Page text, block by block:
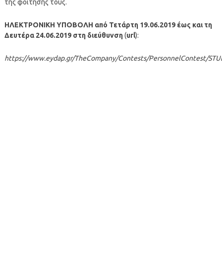
της φοίτησής τους.
ΗΛΕΚΤΡΟΝΙΚΗ ΥΠΟΒΟΛΗ από Τετάρτη 19.06.2019 έως και τη
Δευτέρα 24.06.2019 στη διεύθυνση(url):
https://www.eydap.gr/TheCompany/Contests/PersonnelContest/